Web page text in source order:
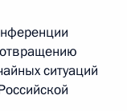
ситуаций